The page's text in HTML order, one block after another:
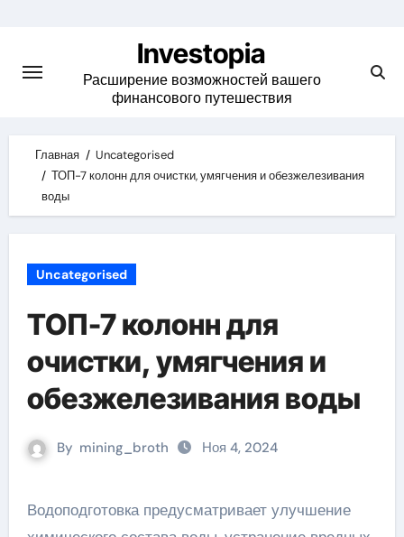
content
Investopia
Расширение возможностей вашего
финансового путешествия
Главная
Uncategorised
ТОП-7 колонн для очистки, умягчения и обезжелезивания
воды
Uncategorised
ТОП-7 колонн для
очистки, умягчения и
обезжелезивания воды
By mining_broth Ноя 4, 2024
Водоподготовка предусматривает улучшение